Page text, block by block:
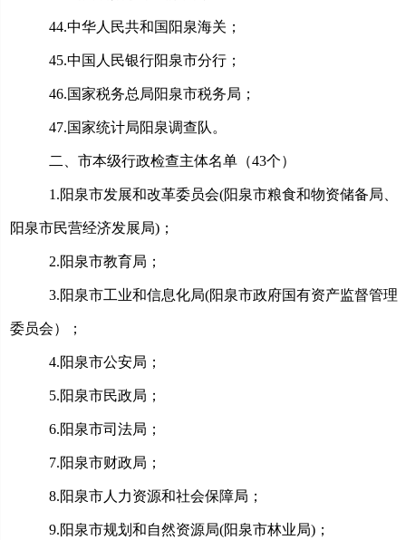
44.中华人民共和国 阳泉海关；
45.中国 人民银行阳泉市分行；
46.国家税务总局阳泉市税务局；
47.国家统计局阳泉调查队。
二、市本级行政检查主体名单（43个）
1.阳泉市发展和改革委员会(阳泉市粮食和物资储备局、
阳泉市民营经济发展局)；
2.阳泉市教育局；
3.阳泉市工业和信息化局(阳泉市政府国有资产监督管理
委员会）；
4.阳泉市公安局；
5.阳泉市民政局；
6.阳泉市司法局；
7.阳泉市财政局；
8.阳泉市人力资源和社会保障局；
9.阳泉市规划和自然资源局(阳泉市林业局)；